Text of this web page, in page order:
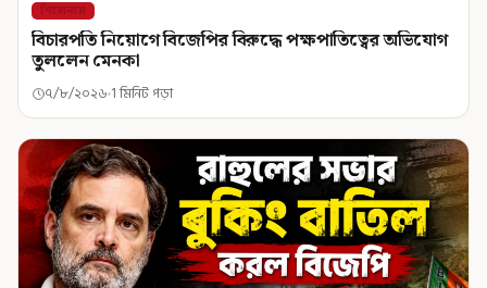
শিরোনাম
বিচারপতি নিয়োগে বিজেপির বিরুদ্ধে পক্ষপাতিত্বের অভিযোগ
তুললেন মেনকা
৭/৮/২০২৬ 1 মিনিট পড়া